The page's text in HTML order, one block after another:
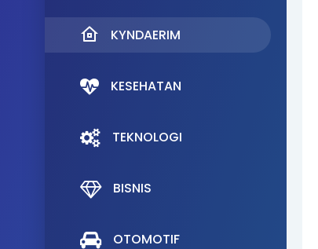
KYNDAERIM
KESEHATAN
TEKNOLOGI
BISNIS
OTOMOTIF